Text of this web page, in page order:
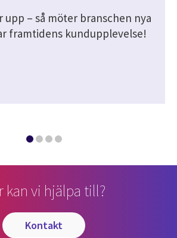
upp – så möter branschen nya
framtidens kundupplevelse!
kan vi hjälpa till?
kontakt